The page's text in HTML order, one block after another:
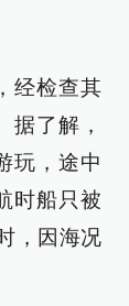
经检查其
据了解，
玩，途中
时船只被
，因海况